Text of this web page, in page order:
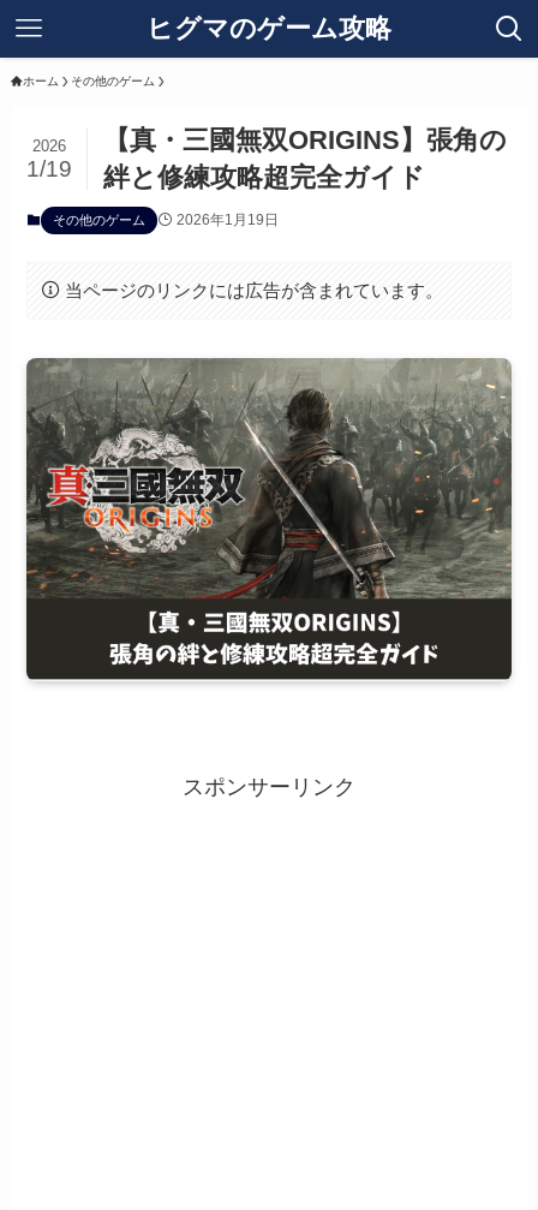
ヒグマのゲーム攻略
ホーム その他のゲーム
【真・三國無双ORIGINS】張角の
絆と修練攻略超完全ガイド
2026
1/19
その他のゲーム 2026年1月19日
当ページのリンクには広告が含まれています。
スポンサーリンク